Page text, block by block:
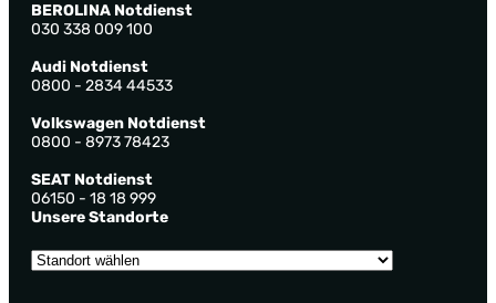
BEROLINA Notdienst
030 338 009 100
Audi Notdienst
0800 - 2834 44533
Volkswagen Notdienst
0800 - 8973 78423
SEAT Notdienst
06150 - 18 18 999
Unsere Standorte